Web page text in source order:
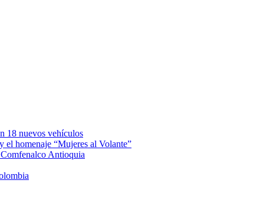
18 nuevos vehículos
el homenaje “Mujeres al Volante”
Antioquia